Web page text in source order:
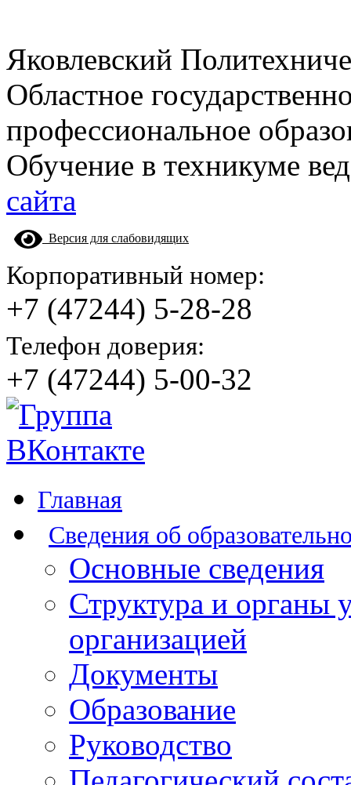
Яковлевский
Областное
профессиональное
Обучение в техникуме
сайта
Версия для слабовидящих
Корпоративный номер:
+7 (47244) 5-28-28
Телефон доверия:
+7 (47244) 5-00-32
Главная
Сведения об
Основные сведения
Структура и органы
организацией
Документы
Образование
Руководство